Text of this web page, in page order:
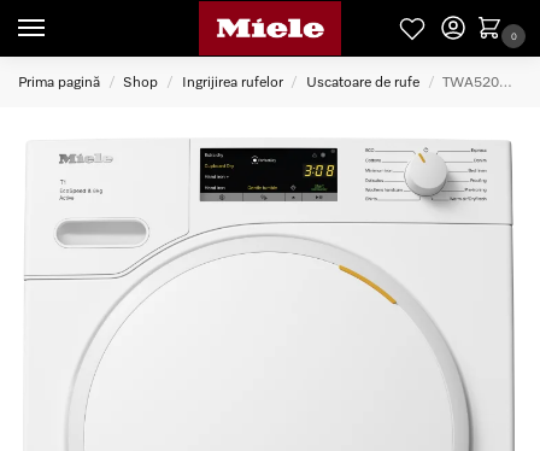
0
Prima pagină / Shop / Ingrijirea rufelor / Uscatoare de rufe / TWA520WP Uscator rufe 8kg Active